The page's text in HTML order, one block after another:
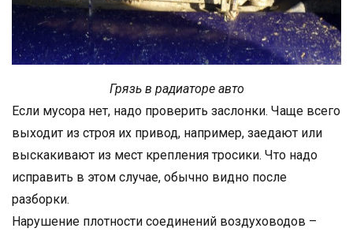
Грязь в радиаторе авто
Если мусора нет, надо проверить заслонки. Чаще всего
выходит из строя их привод, например, заедают или
выскакивают из мест крепления тросики. Что надо
исправить в этом случае, обычно видно после
разборки.
Нарушение плотности соединений воздуховодов –